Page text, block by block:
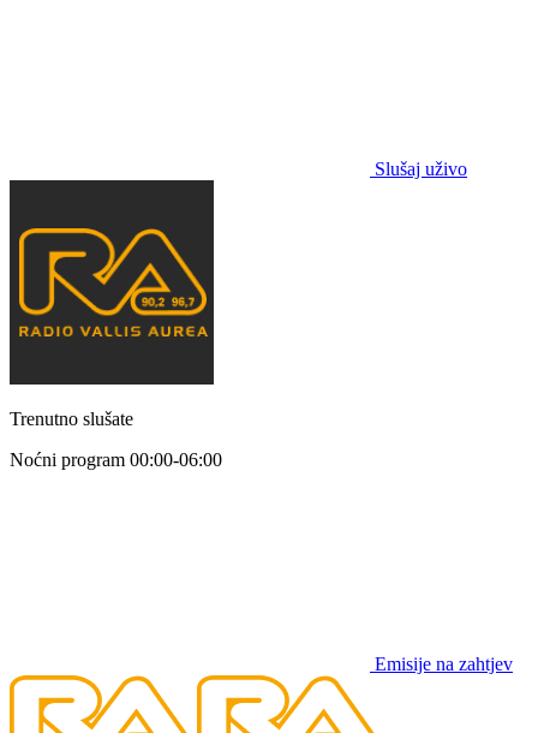
Slušaj uživo
Trenutno slušate
Noćni program 00:00-06:00
Emisije na zahtjev